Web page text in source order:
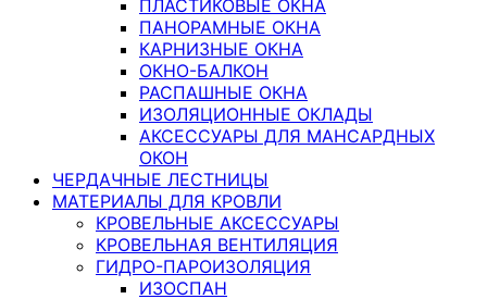
ПЛАСТИКОВЫЕ ОКНА
ПАНОРАМНЫЕ ОКНА
КАРНИЗНЫЕ ОКНА
ОКНО-БАЛКОН
РАСПАШНЫЕ ОКНА
ИЗОЛЯЦИОННЫЕ ОКЛАДЫ
АКСЕССУАРЫ ДЛЯ МАНСАРДНЫХ
ОКОН
ЧЕРДАЧНЫЕ ЛЕСТНИЦЫ
МАТЕРИАЛЫ ДЛЯ КРОВЛИ
КРОВЕЛЬНЫЕ АКСЕССУАРЫ
КРОВЕЛЬНАЯ ВЕНТИЛЯЦИЯ
ГИДРО-ПАРОИЗОЛЯЦИЯ
ИЗОСПАН